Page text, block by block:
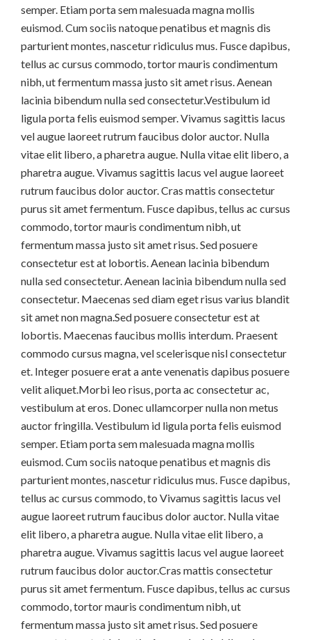
semper. Etiam porta sem malesuada magna mollis
euismod. Cum sociis natoque penatibus et magnis dis
parturient montes, nascetur ridiculus mus. Fusce dapibus,
tellus ac cursus commodo, tortor mauris condimentum
nibh, ut fermentum massa justo sit amet risus. Aenean
lacinia bibendum nulla sed consectetur.Vestibulum id
ligula porta felis euismod semper. Vivamus sagittis lacus
vel augue laoreet rutrum faucibus dolor auctor. Nulla
vitae elit libero, a pharetra augue. Nulla vitae elit libero, a
pharetra augue. Vivamus sagittis lacus vel augue laoreet
rutrum faucibus dolor auctor. Cras mattis consectetur
purus sit amet fermentum. Fusce dapibus, tellus ac cursus
commodo, tortor mauris condimentum nibh, ut
fermentum massa justo sit amet risus. Sed posuere
consectetur est at lobortis. Aenean lacinia bibendum
nulla sed consectetur. Aenean lacinia bibendum nulla sed
consectetur. Maecenas sed diam eget risus varius blandit
sit amet non magna.Sed posuere consectetur est at
lobortis. Maecenas faucibus mollis interdum. Praesent
commodo cursus magna, vel scelerisque nisl consectetur
et. Integer posuere erat a ante venenatis dapibus posuere
velit aliquet.Morbi leo risus, porta ac consectetur ac,
vestibulum at eros. Donec ullamcorper nulla non metus
auctor fringilla. Vestibulum id ligula porta felis euismod
semper. Etiam porta sem malesuada magna mollis
euismod. Cum sociis natoque penatibus et magnis dis
parturient montes, nascetur ridiculus mus. Fusce dapibus,
tellus ac cursus commodo, to Vivamus sagittis lacus vel
augue laoreet rutrum faucibus dolor auctor. Nulla vitae
elit libero, a pharetra augue. Nulla vitae elit libero, a
pharetra augue. Vivamus sagittis lacus vel augue laoreet
rutrum faucibus dolor auctor.Cras mattis consectetur
purus sit amet fermentum. Fusce dapibus, tellus ac cursus
commodo, tortor mauris condimentum nibh, ut
fermentum massa justo sit amet risus. Sed posuere